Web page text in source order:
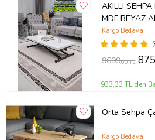
AKILLI
MDF BEYAZ
Kargo Bedava
9699,00 TL
933,33 TL'den
Orta Sehpa
Kargo Bedava